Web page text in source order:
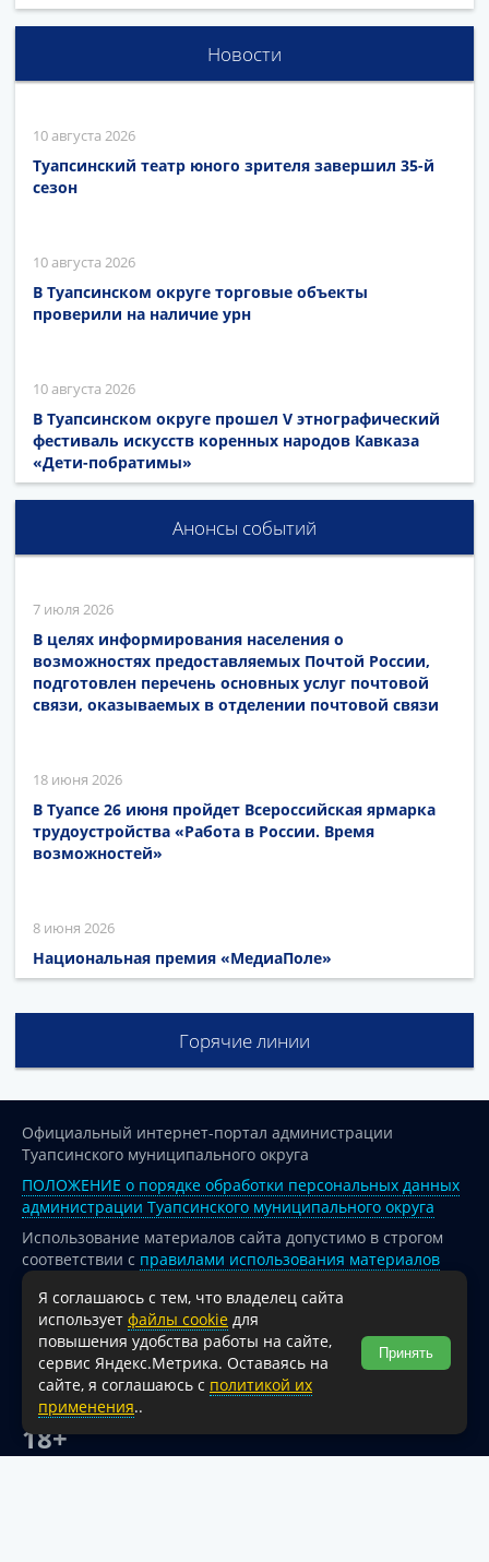
Новости
10 августа 2026
Туапсинский театр юного зрителя завершил 35-й
сезон
10 августа 2026
В Туапсинском округе торговые объекты
проверили на наличие урн
10 августа 2026
В Туапсинском округе прошел V этнографический
фестиваль искусств коренных народов Кавказа
«Дети-побратимы»
Анонсы событий
7 июля 2026
В целях информирования населения о
возможностях предоставляемых Почтой России,
подготовлен перечень основных услуг почтовой
связи, оказываемых в отделении почтовой связи
18 июня 2026
В Туапсе 26 июня пройдет Всероссийская ярмарка
трудоустройства «Работа в России. Время
возможностей»
8 июня 2026
Национальная премия «МедиаПоле»
Горячие линии
Официальный интернет-портал администрации
Туапсинского муниципального округа
ПОЛОЖЕНИЕ о порядке обработки персональных данных
администрации Туапсинского муниципального округа
Использование материалов сайта допустимо в строгом
соответствии с правилами использования материалов
опубликованных на сайте
При перепечатке и использовании информации ссылка
на источник обязательна.
Для сайтов и страниц сети Интернет обязательна
активная гиперссылка на официальный интернет-портал
администрации Туапсинского муниципального округа.
18+
Я соглашаюсь с тем, что владелец сайта
использует файлы cookie для
повышения удобства работы на сайте,
сервис Яндекс.Метрика. Оставаясь на
сайте, я соглашаюсь с политикой их
применения..
Принять